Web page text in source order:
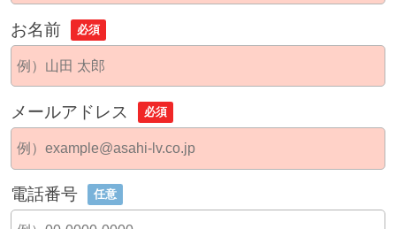
お名前 必須
メールアドレス 必須
電話番号 任意